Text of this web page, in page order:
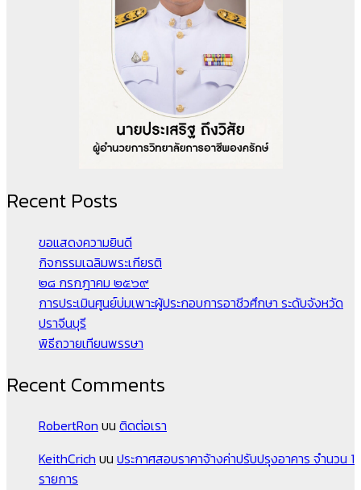
Recent Posts
ขอแสดงความยินดี
กิจกรรมเฉลิมพระเกียรติ
๒๘ กรกฎาคม ๒๕๖๙
การประเมินศูนย์บ่มเพาะผู้ประกอบการอาชีวศึกษา ระดับจังหวัด
ปราจีนบุรี
พิธีถวายเทียนพรรษา
Recent Comments
RobertRon บน ติดต่อเรา
KeithCrich บน ประกาศสอบราคาจ้างค่าปรับปรุงอาคาร จำนวน 1
รายการ